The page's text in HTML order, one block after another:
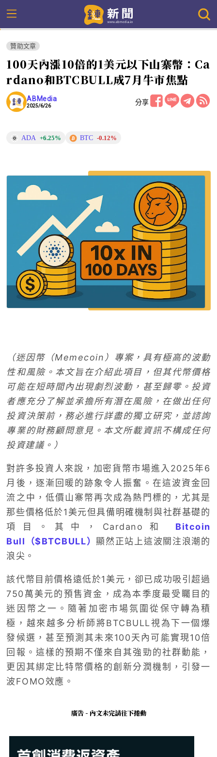
贊助文章
100天內漲10倍的1美元以下山寨幣：Ca
rdano和BTCBULL成7月牛市焦點
ABMedia
2025/6/26 分享
ADA +6.25% BTC -0.12%
（迷因幣（Memecoin）專案，具有極高的波動
性和風險。本文旨在介紹此項目，但其代幣價格
可能在短時間內出現劇烈波動，甚至歸零。投資
者應充分了解並承擔所有潛在風險，在做出任何
投資決策前，務必進行詳盡的獨立研究，並諮詢
專業的財務顧問意見。本文所載資訊不構成任何
投資建議。）
對許多投資人來說，加密貨幣市場進入2025年6
月後，逐漸回暖的跡象令人振奮。在這波資金回
流之中，低價山寨幣再次成為熱門標的，尤其是
那些價格低於1美元但具備明確機制與社群基礎的
項目。其中，Cardano和 Bitcoin
Bull（$BTCBULL） 顯然正站上這波關注浪潮的
浪尖。
該代幣目前價格遠低於1美元，卻已成功吸引超過
750萬美元的預售資金，成為本季度最受矚目的
迷因幣之一。隨著加密市場氛圍從保守轉為積
極，越來越多分析師將BTCBULL視為下一個爆
發候選，甚至預測其未來100天內可能實現10倍
回報。這樣的預期不僅來自其強勁的社群動能，
更因其綁定比特幣價格的創新分潤機制，引發一
波FOMO效應。
廣告 - 內文未完請往下捲動